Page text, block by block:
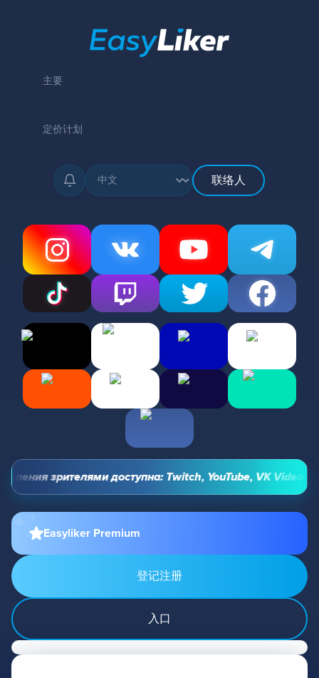
主要
定价计划
联络人
зрителями доступна: Twitch, YouTube, VK Video
Easyliker Premium
登记注册
入口